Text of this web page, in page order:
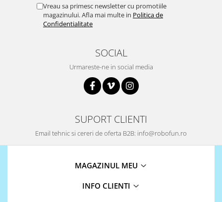
Raspberry
Vreau sa primesc newsletter cu promotiile
magazinului. Afla mai multe in Politica de
Confidentialitate
SOCIAL
Urmareste-ne in social media
SUPORT CLIENTI
Email tehnic si cereri de oferta B2B: info@robofun.ro
MAGAZINUL MEU
INFO CLIENTI